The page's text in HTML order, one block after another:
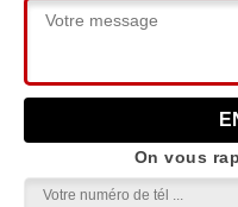
On vous